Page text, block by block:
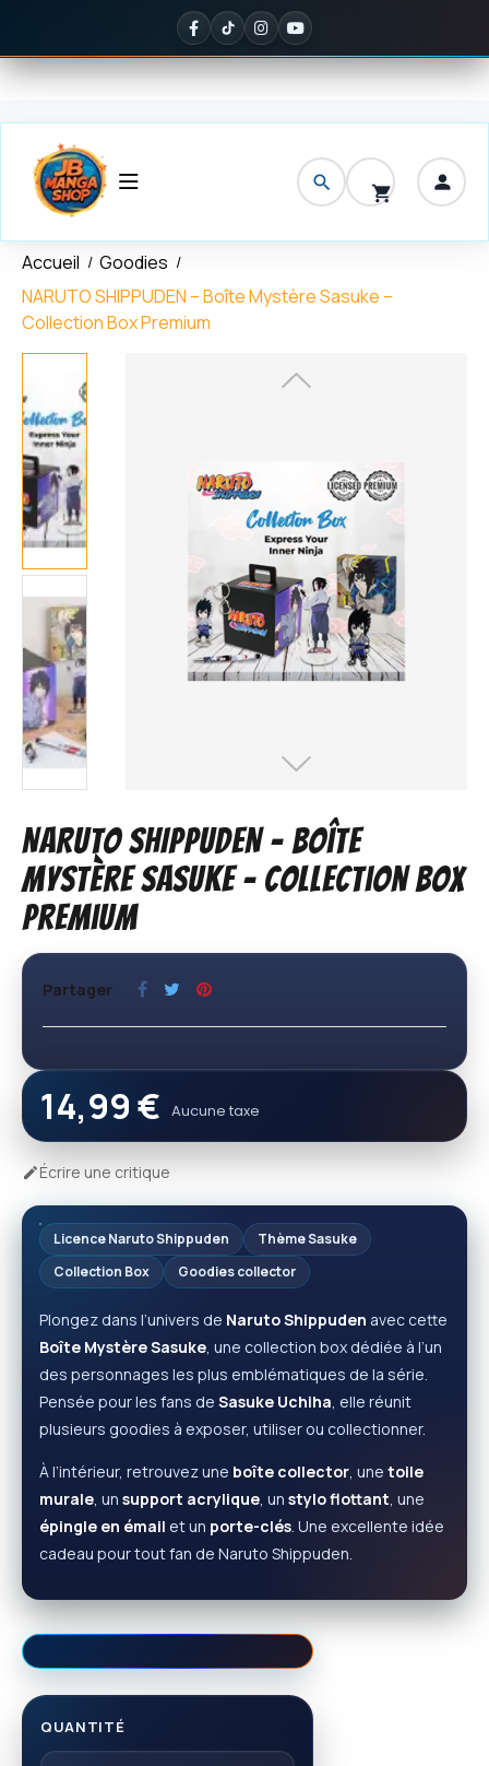
✦ Noté 5/5 sur Google
Accueil
Goodies
NARUTO SHIPPUDEN – Boîte Mystère Sasuke –
Collection Box Premium
NARUTO SHIPPUDEN – Boîte
Mystère Sasuke – Collection Box
Premium
Partager
14,99 € Aucune taxe
Écrire une critique
Licence Naruto Shippuden
Thème Sasuke
Collection Box
Goodies collector
Plongez dans l’univers de Naruto Shippuden avec cette
Boîte Mystère Sasuke, une collection box dédiée à l’un
des personnages les plus emblématiques de la série.
Pensée pour les fans de Sasuke Uchiha, elle réunit
plusieurs goodies à exposer, utiliser ou collectionner.
À l’intérieur, retrouvez une boîte collector, une toile
murale, un support acrylique, un stylo flottant, une
épingle en émail et un porte-clés. Une excellente idée
cadeau pour tout fan de Naruto Shippuden.
QUANTITÉ
Panneau de gestion des cookies